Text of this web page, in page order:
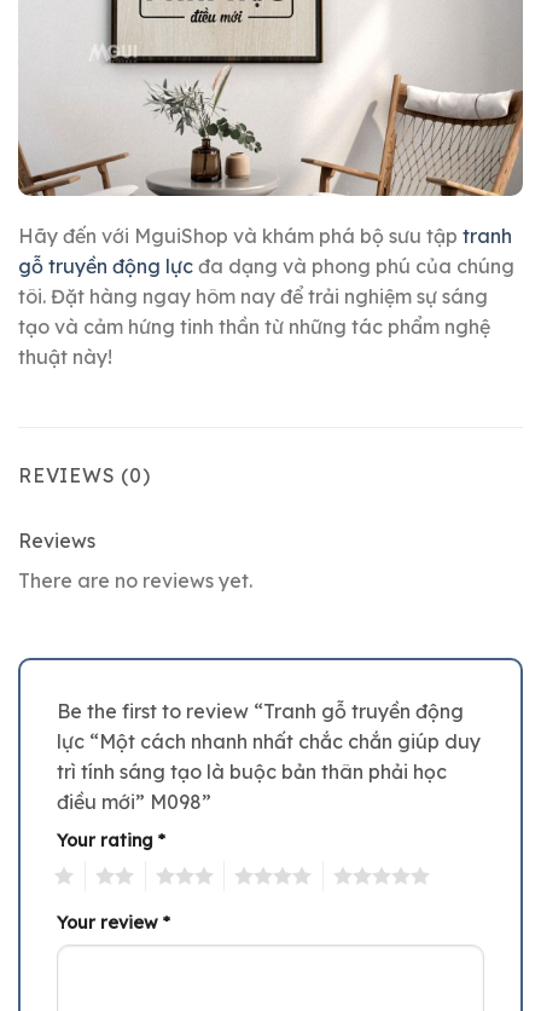
Hãy đến với MguiShop và khám phá bộ sưu tập tranh
gỗ truyền động lực đa dạng và phong phú của chúng
tôi. Đặt hàng ngay hôm nay để trải nghiệm sự sáng
tạo và cảm hứng tinh thần từ những tác phẩm nghệ
thuật này!
REVIEWS (0)
Reviews
There are no reviews yet.
Be the first to review “Tranh gỗ truyền động
lực “Một cách nhanh nhất chắc chắn giúp duy
trì tính sáng tạo là buộc bản thân phải học
điều mới” M098”
Your rating *
Your review *